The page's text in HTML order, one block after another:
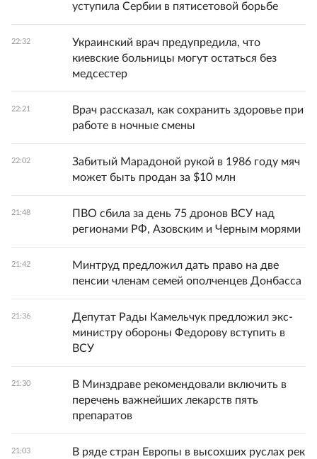
уступила Сербии в пятисетовой борьбе
22:32
Украинский врач предупредила, что
киевские больницы могут остаться без
медсестер
22:21
Врач рассказал, как сохранить здоровье при
работе в ночные смены
22:02
Забитый Марадоной рукой в 1986 году мяч
может быть продан за $10 млн
21:48
ПВО сбила за день 75 дронов ВСУ над
регионами РФ, Азовским и Черным морями
21:42
Минтруд предложил дать право на две
пенсии членам семей ополченцев Донбасса
21:36
Депутат Рады Камельчук предложил экс-
министру обороны Федорову вступить в
ВСУ
21:30
В Минздраве рекомендовали включить в
перечень важнейших лекарств пять
препаратов
21:03
В ряде стран Европы в высохших руслах рек